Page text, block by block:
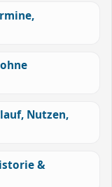
Nutzen,
&